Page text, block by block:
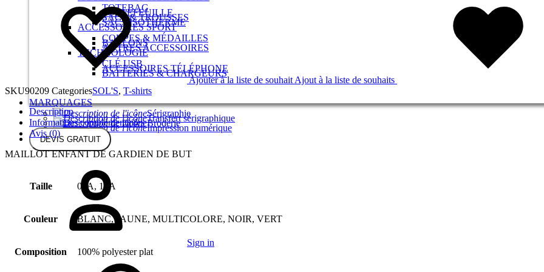
TOTEBAG
PORTEFEUILLE
SACS & TROUSSES
SACS ISOTHERME
ACCESSOIRES SPORT
COUPES & MÉDAILLES
BALLONS
AUTRES ACCESSOIRES
TECHNOLOGIE
CLÉ USB
ACCESSOIRES TÉLÉPHONE
BATTERIES & CHARGEURS
MARQUAGES
Sérigraphie
Transfert sérigraphique
Broderie
Impression numérique
DEVIS GRATUIT
Sign in
Ajouter à la liste de souhait Ajout à la liste de souhaits
SKU90209 CategoriesSOL'S, T-shirts
Description
Informations complémentaires
Avis (0)
MAILLOT ENFANT DE GARDIEN DE BUT
Taille 08A, 12A
Couleur BLANC, JAUNE, MULTICOLORE, NOIR, VERT
Composition 100% polyester plat